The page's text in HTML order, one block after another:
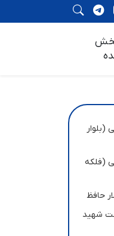
(فلکه
حافظ
شهید